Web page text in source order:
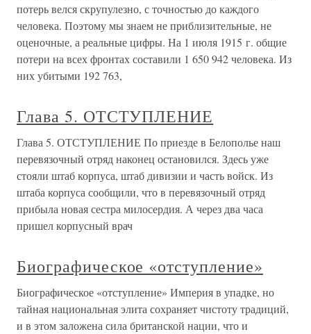
потерь велся скрупулезно, с точностью до каждого
человека. Поэтому мы знаем не приблизительные, не
оценочные, а реальные цифры. На 1 июля 1915 г. общие
потери на всех фронтах составили 1 650 942 человека. Из
них убитыми 192 763,
Глава 5. ОТСТУПЛЕНИЕ
Глава 5. ОТСТУПЛЕНИЕ По приезде в Белополье наш
перевязочный отряд наконец остановился. Здесь уже
стояли штаб корпуса, штаб дивизии и часть войск. Из
штаба корпуса сообщили, что в перевязочный отряд
прибыла новая сестра милосердия. А через два часа
пришел корпусный врач
Биографическое «отступление»
Биографическое «отступление» Империя в упадке, но
тайная национальная элита сохраняет чистоту традиций,
и в этом заложена сила британской нации, что и